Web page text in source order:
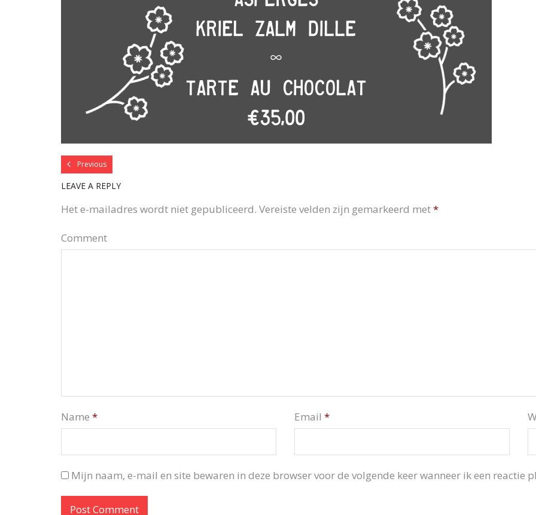
Previous
LEAVE A REPLY
Het e-mailadres wordt niet gepubliceerd. Vereiste velden zijn gemarkeerd met*
Comment
Name * Email *
Mijn naam, e-mail en site bewaren in deze browser voor de volgende keer wanneer ik een reactie